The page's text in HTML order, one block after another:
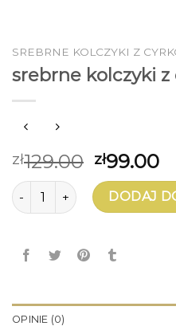
SREBRNE KOLCZYKI Z
srebrne kolczyki
zł129.00 zł99.00
ilość srebrne kolczyki z
DODAJ
OPINIE (0)